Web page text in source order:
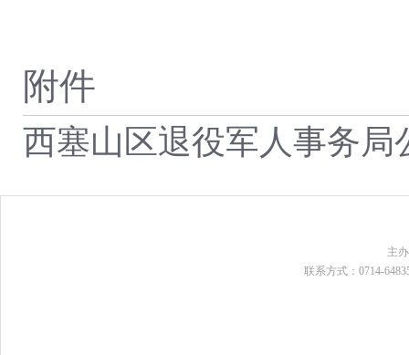
附件
西塞山区退役军人事务局
主
联系方式：0714-